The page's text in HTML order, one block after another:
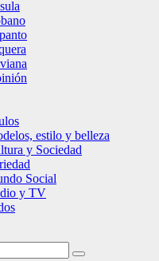
estilo y belleza
y Sociedad
Social
y TV